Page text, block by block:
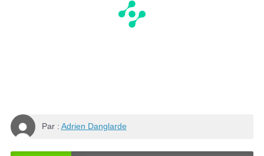
Par : Adrien Danglarde